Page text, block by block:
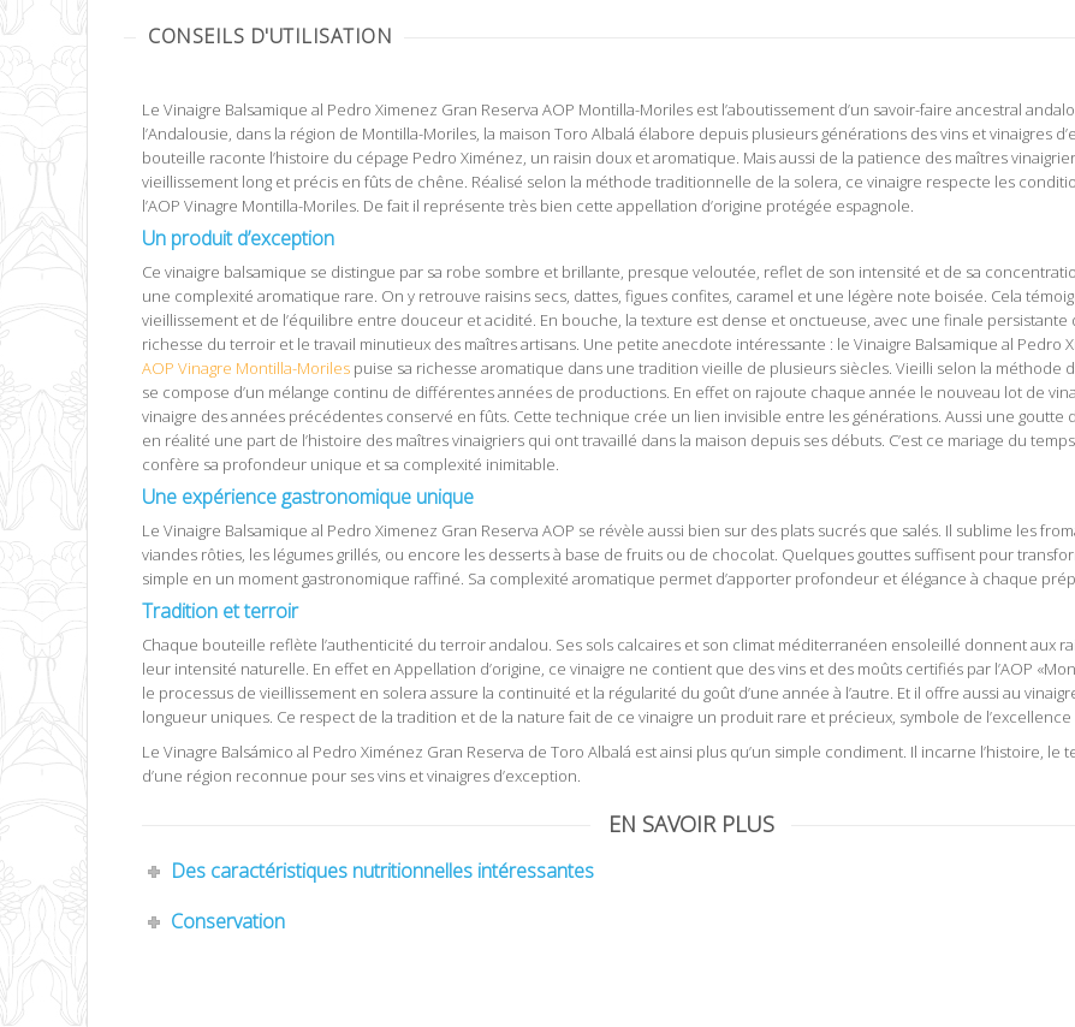
CONSEILS D'UTILISATION
Le Vinaigre Balsamique al Pedro Ximenez Gran Reserva AOP Montilla-Moriles est l’aboutissement d’un savoir-faire ancestral
l’Andalousie, dans la région de Montilla-Moriles, la maison Toro Albalá élabore depuis plusieurs générations des vins et vinaigres
bouteille raconte l’histoire du cépage Pedro Ximénez, un raisin doux et aromatique. Mais aussi de la patience des maîtres
vieillissement long et précis en fûts de chêne. Réalisé selon la méthode traditionnelle de la solera, ce vinaigre respecte les
l’AOP Vinagre Montilla-Moriles. De fait il représente très bien cette appellation d’origine protégée espagnole.
Un produit d’exception
Ce vinaigre balsamique se distingue par sa robe sombre et brillante, presque veloutée, reflet de son intensité et de sa
une complexité aromatique rare. On y retrouve raisins secs, dattes, figues confites, caramel et une légère note boisée. Cela
vieillissement et de l’équilibre entre douceur et acidité. En bouche, la texture est dense et onctueuse, avec une finale persistante
richesse du terroir et le travail minutieux des maîtres artisans. Une petite anecdote intéressante : le Vinaigre Balsamique al Pedro
AOP Vinagre Montilla-Moriles puise sa richesse aromatique dans une tradition vieille de plusieurs siècles. Vieilli selon la méthode
se compose d’un mélange continu de différentes années de productions. En effet on rajoute chaque année le nouveau lot de
vinaigre des années précédentes conservé en fûts. Cette technique crée un lien invisible entre les générations. Aussi une goutte
en réalité une part de l’histoire des maîtres vinaigriers qui ont travaillé dans la maison depuis ses débuts. C’est ce mariage du
confère sa profondeur unique et sa complexité inimitable.
Une expérience gastronomique unique
Le Vinaigre Balsamique al Pedro Ximenez Gran Reserva AOP se révèle aussi bien sur des plats sucrés que salés. Il sublime les
viandes rôties, les légumes grillés, ou encore les desserts à base de fruits ou de chocolat. Quelques gouttes suffisent pour
simple en un moment gastronomique raffiné. Sa complexité aromatique permet d’apporter profondeur et élégance à chaque
Tradition et terroir
Chaque bouteille reflète l’authenticité du terroir andalou. Ses sols calcaires et son climat méditerranéen ensoleillé donnent aux
leur intensité naturelle. En effet en Appellation d’origine, ce vinaigre ne contient que des vins et des moûts certifiés par l’AOP
le processus de vieillissement en solera assure la continuité et la régularité du goût d’une année à l’autre. Et il offre aussi au
longueur uniques. Ce respect de la tradition et de la nature fait de ce vinaigre un produit rare et précieux, symbole de l’excellence
Le Vinagre Balsámico al Pedro Ximénez Gran Reserva de Toro Albalá est ainsi plus qu’un simple condiment. Il incarne l’histoire, le
d’une région reconnue pour ses vins et vinaigres d’exception.
EN SAVOIR PLUS
Des caractéristiques nutritionnelles intéressantes
Conservation